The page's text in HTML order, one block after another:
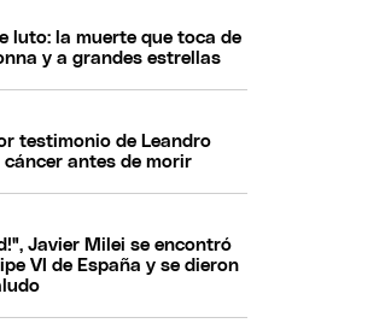
luto: la muerte que toca de
y a grandes estrellas
testimonio de Leandro
cáncer antes de morir
Javier Milei se encontró
VI de España y se dieron